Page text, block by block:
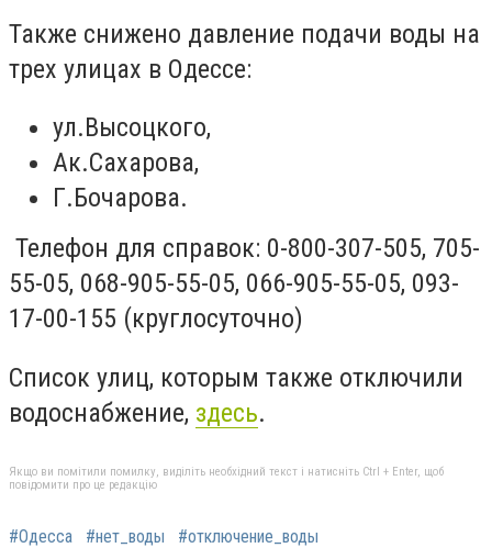
Также снижено давление подачи воды на
трех улицах в Одессе:
ул.Высоцкого,
Ак.Сахарова,
Г.Бочарова.
Телефон для справок: 0-800-307-505, 705-
55-05, 068-905-55-05, 066-905-55-05, 093-
17-00-155 (круглосуточно)
Список улиц, которым также отключили
водоснабжение, здесь.
Якщо ви помітили помилку, виділіть необхідний текст і натисніть Ctrl + Enter, щоб
повідомити про це редакцію
#Одесса #нет_воды #отключение_воды